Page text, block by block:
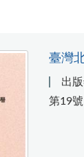
臺灣
出
第19